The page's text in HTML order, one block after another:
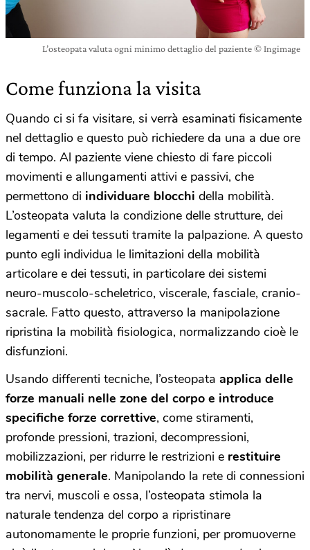
L’osteopata valuta ogni minimo dettaglio del paziente © Ingimage
Come funziona la visita
Quando ci si fa visitare, si verrà esaminati fisicamente
nel dettaglio e questo può richiedere da una a due ore
di tempo. Al paziente viene chiesto di fare piccoli
movimenti e allungamenti attivi e passivi, che
permettono di individuare blocchi della mobilità.
L’osteopata valuta la condizione delle strutture, dei
legamenti e dei tessuti tramite la palpazione. A questo
punto egli individua le limitazioni della mobilità
articolare e dei tessuti, in particolare dei sistemi
neuro-muscolo-scheletrico, viscerale, fasciale, cranio-
sacrale. Fatto questo, attraverso la manipolazione
ripristina la mobilità fisiologica, normalizzando cioè le
disfunzioni.
Usando differenti tecniche, l’osteopata applica delle
forze manuali nelle zone del corpo e introduce
specifiche forze correttive, come stiramenti,
profonde pressioni, trazioni, decompressioni,
mobilizzazioni, per ridurre le restrizioni e restituire
mobilità generale. Manipolando la rete di connessioni
tra nervi, muscoli e ossa, l’osteopata stimola la
naturale tendenza del corpo a ripristinare
autonomamente le proprie funzioni, per promuoverne